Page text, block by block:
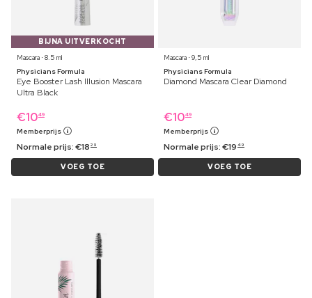
BIJNA UITVERKOCHT
Mascara ⋅ 8.5 ml
Physicians Formula
Eye Booster Lash lllusion Mascara
Ultra Black
€1049
Memberprijs
Normale prijs:€18 29
VOEG TOE
Mascara ⋅ 9,5 ml
Physicians Formula
Diamond Mascara Clear Diamond
€1049
Memberprijs
Normale prijs:€19 49
VOEG TOE